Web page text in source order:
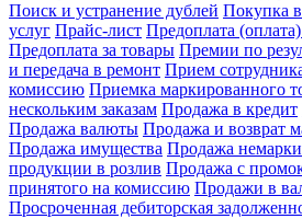
Поиск и устранение дублей Покупка
услуг Прайс-лист Предоплата
Предоплата за товары Премии по
и передача в ремонт Прием
комиссию Приемка маркированного
нескольким заказам Продажа в кредит
Продажа валюты Продажа и возврат
Продажа имущества Продажа
продукции в розлив Продажа с
принятого на комиссию Продажи в
Просроченная дебиторская